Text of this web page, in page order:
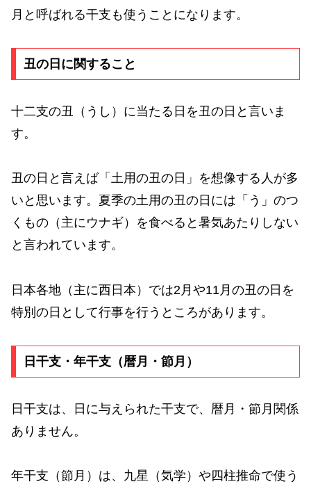
月と呼ばれる干支も使うことになります。
丑の日に関すること
十二支の丑（うし）に当たる日を丑の日と言いま
す。
丑の日と言えば「土用の丑の日」を想像する人が多
いと思います。夏季の土用の丑の日には「う」のつ
くもの（主にウナギ）を食べると暑気あたりしない
と言われています。
日本各地（主に西日本）では2月や11月の丑の日を
特別の日として行事を行うところがあります。
日干支・年干支（暦月・節月）
日干支は、日に与えられた干支で、暦月・節月関係
ありません。
年干支（節月）は、九星（気学）や四柱推命で使う